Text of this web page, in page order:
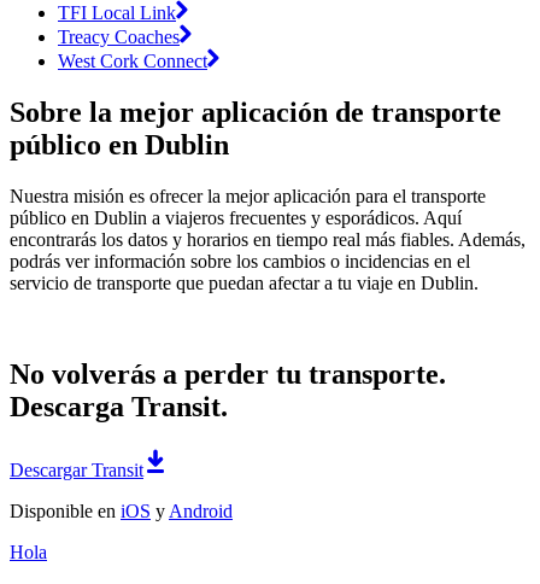
TFI Local Link
Treacy Coaches
West Cork Connect
Sobre la mejor aplicación de transporte
público en Dublin
Nuestra misión es ofrecer la mejor aplicación para el transporte
público en Dublin a viajeros frecuentes y esporádicos. Aquí
encontrarás los datos y horarios en tiempo real más fiables. Además,
podrás ver información sobre los cambios o incidencias en el
servicio de transporte que puedan afectar a tu viaje en Dublin.
No volverás a perder tu transporte.
Descarga Transit.
Descargar Transit
Disponible en iOS y Android
Hola